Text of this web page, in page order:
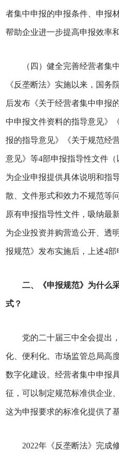
者集中申报的申报条件、申报
帮助企业进一步提高申报效率
（四）健全完善经营者集
《反垄断法》实施以来，国务
后发布《关于经营者集中申报
中申报文件资料的指导意见》
报的指导意见》《关于规范经
意见》等4部申报指导性文件（
为企业申报提供具体说明和指
散、文件形式和效力不规范等
原有申报指导性文件，吸纳最
为企业投资并购营造公开、透
报规范》发布实施后，上述4部
二、《申报规范》 为什么
式 ？
党的二十届三中全会提出
化、便利化。市场监管总局高
数字化建设。经营者集中申报
征，可以制定规范标准供企业
这为申报要求的标准化提供了
2022年《反垄断法》完成